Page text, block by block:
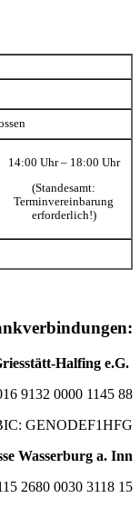
14:00 Uhr – 18:00 Uhr
(Standesamt:
Terminvereinbarung
erforderlich!)
Halfing e.G.
9132 0000 1145 88
GENODEF1HFG
Wasserburg a. Inn
2680 0030 3118 15